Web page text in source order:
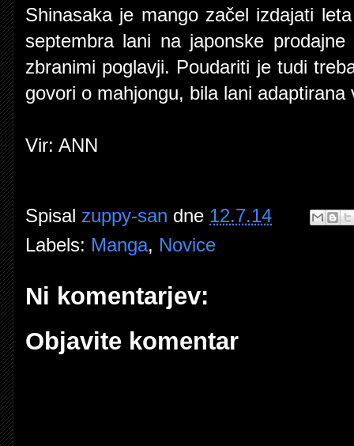
Shinasaka je mango začel izdajati
septembra lani na japonske
zbranimi poglavji. Poudariti je tudi
govori o mahjongu, bila lani adaptirana
Vir: ANN
Spisal zuppy-san dne 12.7.14
Labels: Manga, Novice
Ni komentarjev:
Objavite komentar